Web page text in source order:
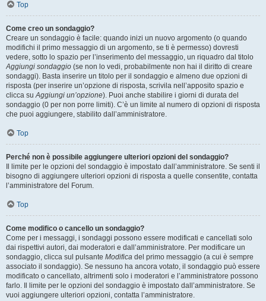
Top
Come creo un sondaggio?
Creare un sondaggio è facile: quando inizi un nuovo argomento (o quando
modifichi il primo messaggio di un argomento, se ti è permesso) dovresti
vedere, sotto lo spazio per l’inserimento del messaggio, un riquadro dal titolo
Aggiungi sondaggio (se non lo vedi, probabilmente non hai il diritto di creare
sondaggi). Basta inserire un titolo per il sondaggio e almeno due opzioni di
risposta (per inserire un’opzione di risposta, scrivila nell’apposito spazio e
clicca suAggiungi un’opzione). Puoi anche stabilire i giorni di durata del
sondaggio (0 per non porre limiti). C’è un limite al numero di opzioni di risposta
che puoi aggiungere, stabilito dall’amministratore.
Top
Perché non è possibile aggiungere ulteriori opzioni del sondaggio?
Il limite per le opzioni del sondaggio è impostato dall’amministratore. Se senti il
bisogno di aggiungere ulteriori opzioni di risposta a quelle consentite, contatta
l’amministratore del Forum.
Top
Come modifico o cancello un sondaggio?
Come per i messaggi, i sondaggi possono essere modificati e cancellati solo
dai rispettivi autori, dai moderatori e dall’amministratore. Per modificare un
sondaggio, clicca sul pulsante Modifica del primo messaggio (a cui è sempre
associato il sondaggio). Se nessuno ha ancora votato, il sondaggio può essere
modificato o cancellato, altrimenti solo i moderatori e l’amministratore possono
farlo. Il limite per le opzioni del sondaggio è impostato dall’amministratore. Se
vuoi aggiungere ulteriori opzioni, contatta l’amministratore.